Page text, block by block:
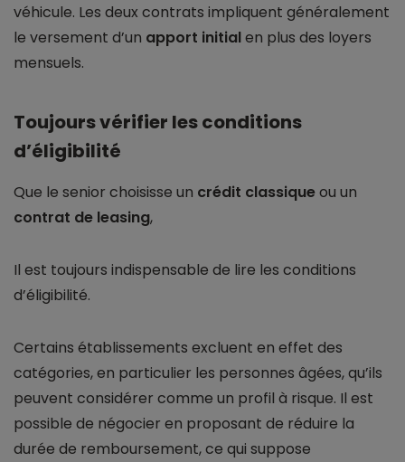
véhicule. Les deux contrats impliquent généralement
le versement d’un apport initialen plus des loyers
mensuels.
Toujours vérifier les conditions
d’éligibilité
Que le senior choisisse un crédit classiqueou un
contrat de leasing,
Il est toujours indispensable de lire les conditions
d’éligibilité.
Certains établissements excluent en effet des
catégories, en particulier les personnes âgées, qu’ils
peuvent considérer comme un profil à risque. Il est
possible de négocier en proposant de réduire la
durée de remboursement, ce qui suppose